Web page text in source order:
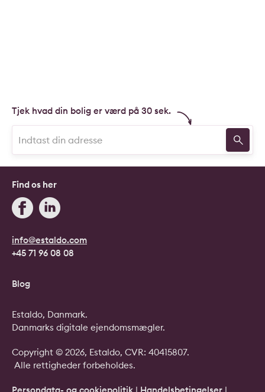
Tjek hvad din bolig er værd på 30 sek.
info@estaldo.com
+45 71 96 08 08
Find os her
Blog
Copyright © 2026, Estaldo, CVR: 40415807.
Alle rettigheder forbeholdes.
Persondata- og cookiepolitik | Handelsbetingelser |
Estaldo, Danmark.
Danmarks digitale ejendomsmægler.